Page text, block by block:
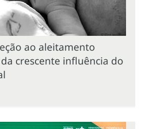
ao aleitamento
crescente influência do